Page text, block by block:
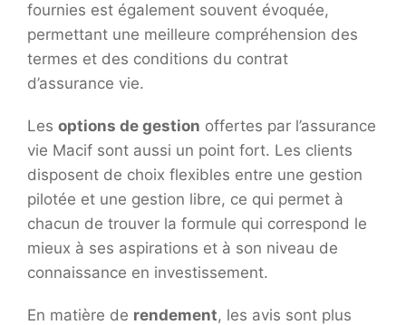
fournies est également souvent évoquée,
permettant une meilleure compréhension des
termes et des conditions du contrat
d’assurance vie.
Les options de gestion offertes par l’assurance
vie Macif sont aussi un point fort. Les clients
disposent de choix flexibles entre une gestion
pilotée et une gestion libre, ce qui permet à
chacun de trouver la formule qui correspond le
mieux à ses aspirations et à son niveau de
connaissance en investissement.
En matière de rendement, les avis sont plus